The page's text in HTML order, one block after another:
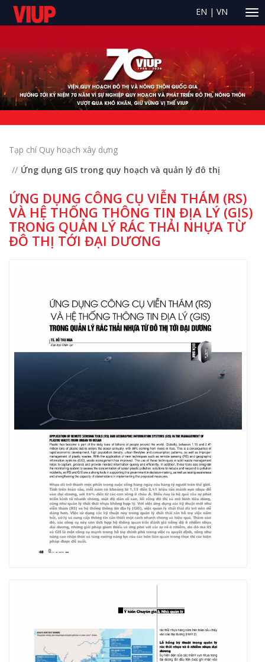
EN | VN
Tạp chí Quy hoạch xây dựng
Ứng dụng GIS trong quy hoạch và quản lý đô thị
ỨNG DỤNG CÔNG CỤ VIỄN THÁM (RS)
VÀ HỆ THỐNG THÔNG TIN ĐỊA LÝ (GIS)
TRONG QUẢN LÝ RÁC THẢI NHỰA TỪ
ĐÔ THỊ TỚI ĐẠI DƯƠNG